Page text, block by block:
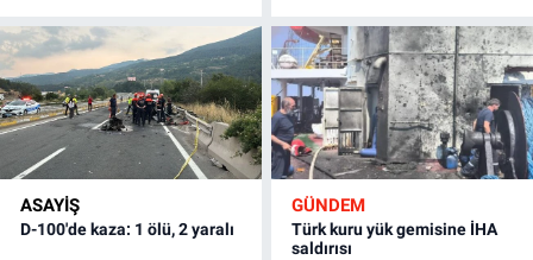
ASAYİŞ
D-100'de kaza: 1 ölü, 2 yaralı
GÜNDEM
Türk kuru yük gemisine İHA
saldırısı